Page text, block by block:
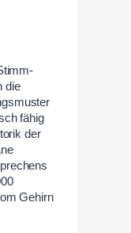
die
fähig
der
Gehirn